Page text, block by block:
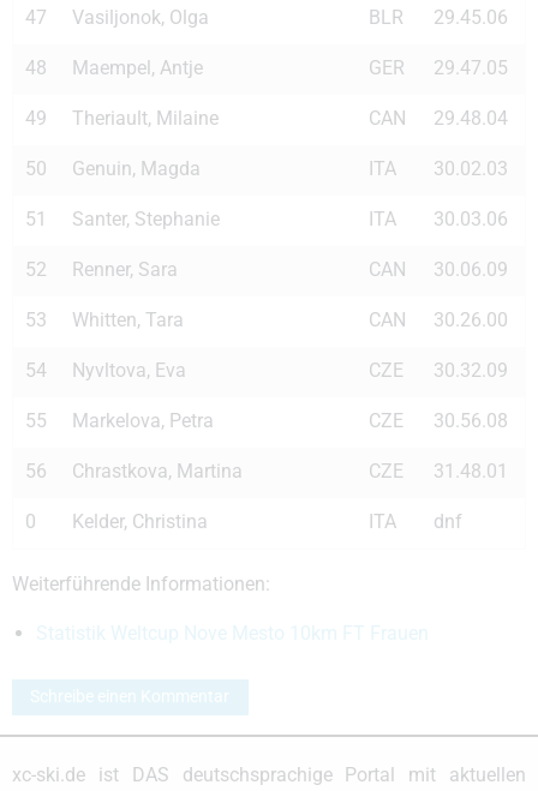
47 Vasiljonok, Olga BLR 29.45.06
48 Maempel, Antje GER 29.47.05
49 Theriault, Milaine CAN 29.48.04
50 Genuin, Magda ITA 30.02.03
51 Santer, Stephanie ITA 30.03.06
52 Renner, Sara CAN 30.06.09
53 Whitten, Tara CAN 30.26.00
54 Nyvltova, Eva CZE 30.32.09
55 Markelova, Petra CZE 30.56.08
56 Chrastkova, Martina CZE 31.48.01
0 Kelder, Christina ITA dnf
Weiterführende Informationen:
Statistik Weltcup Nove Mesto 10km FT Frauen
Schreibe einen Kommentar
xc-ski.de ist DAS deutschsprachige Portal mit aktuellen